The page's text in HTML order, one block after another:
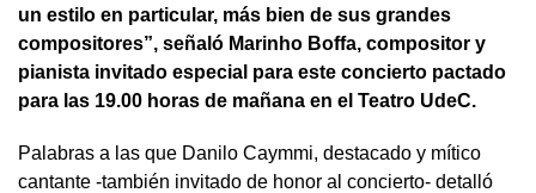
un estilo en particular, más bien de sus grandes
compositores”, señaló Marinho Boffa, compositor y
pianista invitado especial para este concierto pactado
para las 19.00 horas de mañana en el Teatro UdeC.
Palabras a las que Danilo Caymmi, destacado y mítico
cantante -también invitado de honor al concierto- detalló